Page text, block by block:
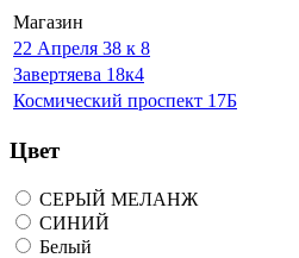
Магазин
22 Апреля 38 к 8
Завертяева 18к4
Космический проспект 17Б
Цвет
СЕРЫЙ МЕЛАНЖ
СИНИЙ
Белый